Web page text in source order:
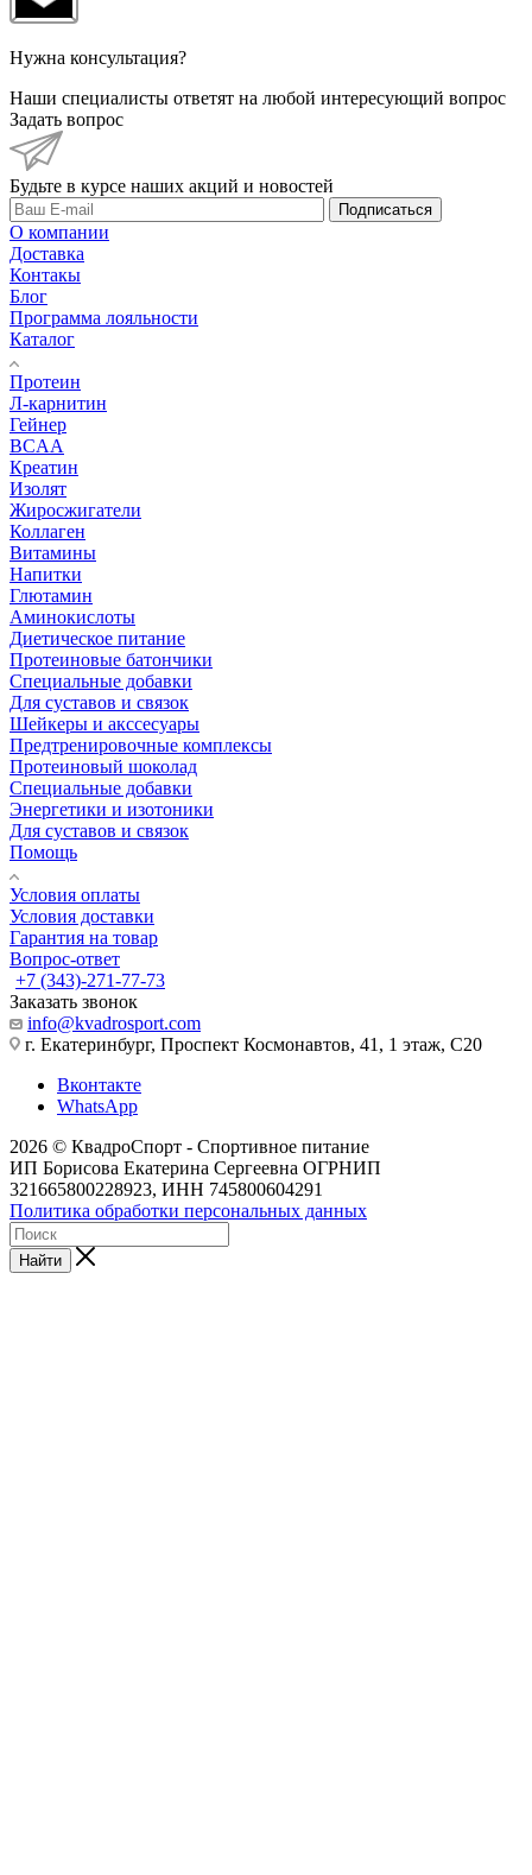
Нужна консультация?
Наши специалисты ответят на любой интересующий вопрос
Задать вопрос
Будьте в курсе наших акций и новостей
Подписаться
О компании
Доставка
Контакы
Блог
Программа лояльности
Каталог
Протеин
Л-карнитин
Гейнер
BCAA
Креатин
Изолят
Жиросжигатели
Коллаген
Витамины
Напитки
Глютамин
Аминокислоты
Диетическое питание
Протеиновые батончики
Специальные добавки
Для суставов и связок
Шейкеры и акссесуары
Предтренировочные комплексы
Протеиновый шоколад
Специальные добавки
Энергетики и изотоники
Для суставов и связок
Помощь
Условия оплаты
Условия доставки
Гарантия на товар
Вопрос-ответ
+7 (343)-271-77-73
Заказать звонок
info@kvadrosport.com
г. Екатеринбург, Проспект Космонавтов, 41, 1 этаж, С20
Вконтакте
WhatsApp
2026 © КвадроСпорт - Спортивное питание
ИП Борисова Екатерина Сергеевна ОГРНИП
321665800228923, ИНН 745800604291
Политика обработки персональных данных
Найти